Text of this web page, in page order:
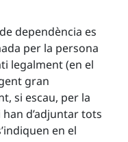
dependència es
per la persona
legalment (en el
gran
si escau, per la
d’adjuntar tots
en el